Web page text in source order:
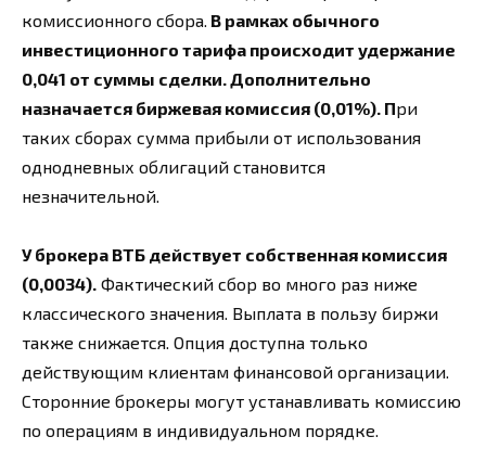
комиссионного сбора. В рамках обычного
инвестиционного тарифа происходит удержание
0,041 от суммы сделки. Дополнительно
назначается биржевая комиссия (0,01%). При
таких сборах сумма прибыли от использования
однодневных облигаций становится
незначительной.
У брокера ВТБ действует собственная комиссия
(0,0034). Фактический сбор во много раз ниже
классического значения. Выплата в пользу биржи
также снижается. Опция доступна только
действующим клиентам финансовой организации.
Сторонние брокеры могут устанавливать комиссию
по операциям в индивидуальном порядке.